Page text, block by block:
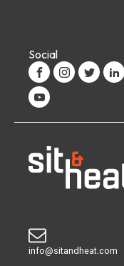
Social
info@sitandheat.com